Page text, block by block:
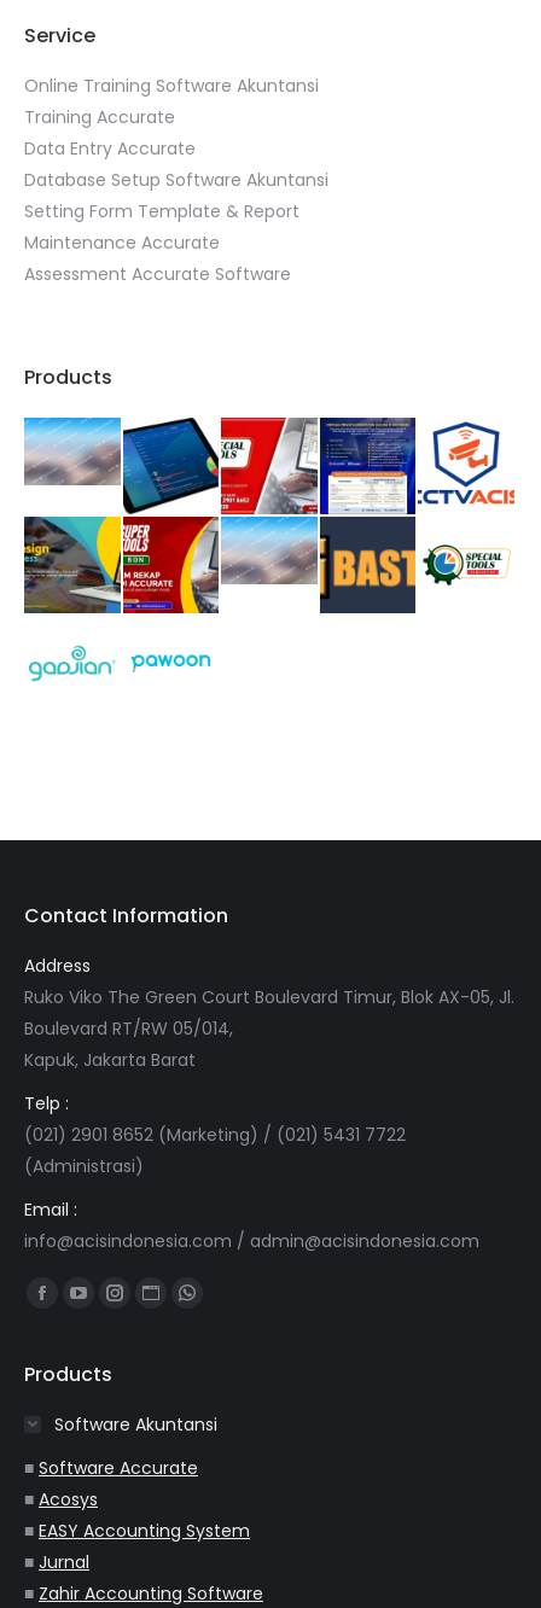
Service
Online Training Software Akuntansi
Training Accurate
Data Entry Accurate
Database Setup Software Akuntansi
Setting Form Template & Report
Maintenance Accurate
Assessment Accurate Software
Products
Contact Information
Address
Ruko Viko The Green Court Boulevard Timur, Blok AX-05, Jl.
Boulevard RT/RW 05/014,
Kapuk, Jakarta Barat
Telp :
(021) 2901 8652 (Marketing) / (021) 5431 7722
(Administrasi)
Email :
info@acisindonesia.com / admin@acisindonesia.com
Find us on:
Facebook
opens
new
window
YouTube
opens
new
window
Instagram
new
window
Website
new
window
Whatsapp
new
window
Products
Software Akuntansi
■ Software Accurate
■ Acosys
■ EASY Accounting System
■ Jurnal
■ Zahir Accounting Software